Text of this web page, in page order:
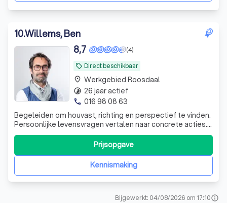
10.Willems, Ben
local_offer Direct beschikbaar
(4)
8,7
Begeleiden om houvast, richting en perspectief te vinden.
Persoonlijke levensvragen vertalen naar concrete acties.
Mensgericht, focus op resultaat: ik zet in beweging vanuit
Kennismaking
Prijsopgave
place Werkgebied Roosdaal
timelapse 26 jaar actief
phone 016 98 08 63
Bijgewerkt: 04/08/2026 om 17:10info